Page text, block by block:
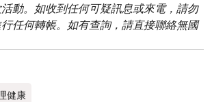
動。如收到任何可疑訊息或來電，請勿
任何轉帳。如有查詢，請直接聯絡無國
健康